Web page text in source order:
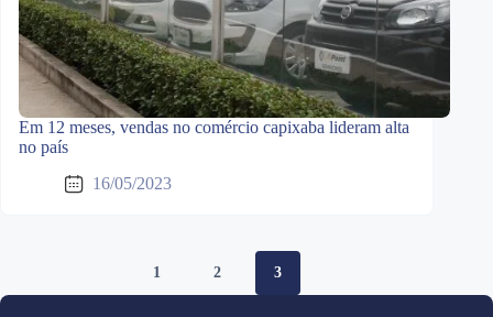
Em 12 meses, vendas no comércio capixaba lideram alta
no país
16/05/2023
1 2 3